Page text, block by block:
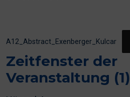
A12_Abstract_Exenberger_Kulcar
Zeitfenster der
Veranstaltung (1)